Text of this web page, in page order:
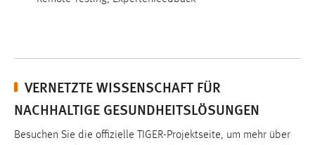
VERNETZTE WISSENSCHAFT FÜR
NACHHALTIGE GESUNDHEITSLÖSUNGEN
Besuchen Sie die offizielle TIGER-Projektseite, um mehr über
Conversion-Tracking
Cookie Laufzeit: